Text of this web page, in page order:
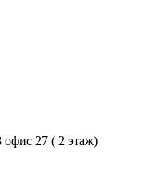
27 ( 2 этаж)